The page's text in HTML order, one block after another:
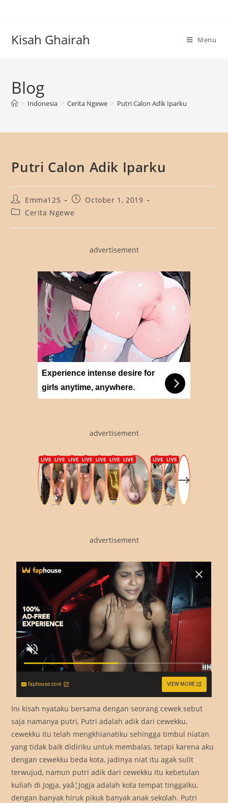
Kisah Ghairah Menu
Blog
> Indonesia > Cerita Ngewe > Putri Calon Adik Iparku
Putri Calon Adik Iparku
Post
author:
Emma125
PostOctober 1, 2019
PostCerita Ngewe
advertisement
Experience intense desire for
girls anytime, anywhere.
advertisement
advertisement
faphouse.com VIEW MORE
Ini kisah nyataku bersama dengan seorang cewek sebut
saja namanya putri, Putri adalah adik dari cewekku,
cewekku itu telah mengkhianatiku sehingga timbul niatan
yang tidak baik didiriku untuk membalas, tetapi karena aku
dengan cewekku beda kota, jadinya niat itu agak sulit
terwujud, namun putri adik dari cewekku itu kebetulan
kuliah di Jogja, yaâ¦Jogja adalah kota tempat tinggalku,
dengan banyak hiruk pikuk banyak anak sekolah. Putri